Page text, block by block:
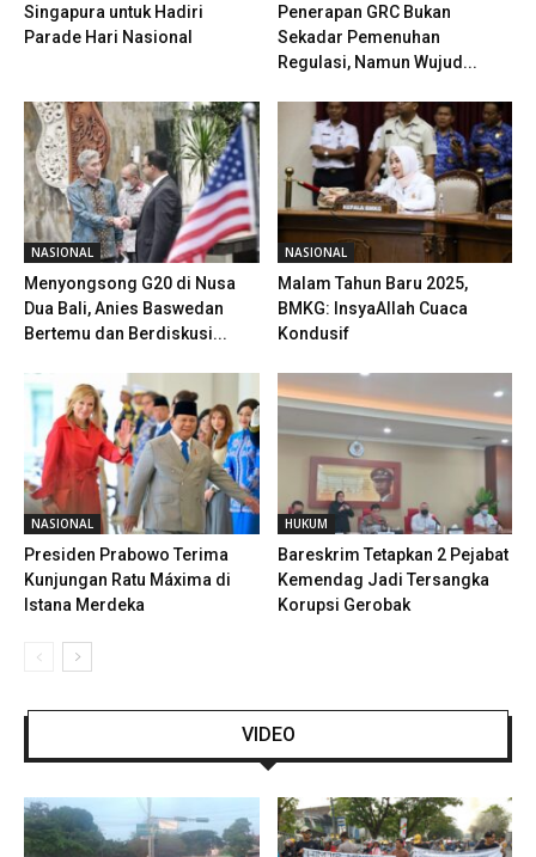
Singapura untuk Hadiri
Parade Hari Nasional
Penerapan GRC Bukan
Sekadar Pemenuhan
Regulasi, Namun Wujud...
NASIONAL
Menyongsong G20 di Nusa
Dua Bali, Anies Baswedan
Bertemu dan Berdiskusi...
NASIONAL
Malam Tahun Baru 2025,
BMKG: InsyaAllah Cuaca
Kondusif
NASIONAL
Presiden Prabowo Terima
Kunjungan Ratu Máxima di
Istana Merdeka
HUKUM
Bareskrim Tetapkan 2 Pejabat
Kemendag Jadi Tersangka
Korupsi Gerobak
VIDEO